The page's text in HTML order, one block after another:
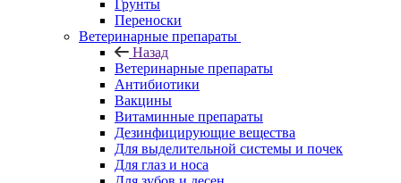
Грунты
Переноски
Ветеринарные препараты
Назад
Ветеринарные препараты
Антибиотики
Вакцины
Витаминные препараты
Дезинфицирующие вещества
Для выделительной системы и почек
Для глаз и носа